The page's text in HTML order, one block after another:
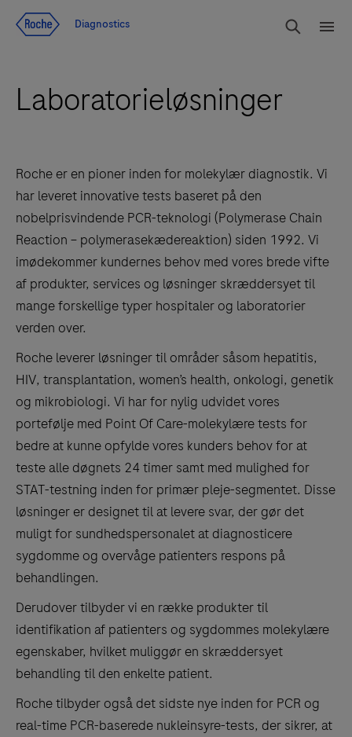
Diagnostics
Laboratorieløsninger
Roche er en pioner inden for molekylær diagnostik. Vi
har leveret innovative tests baseret på den
nobelprisvindende PCR-teknologi (Polymerase Chain
Reaction – polymerasekædereaktion) siden 1992. Vi
imødekommer kundernes behov med vores brede vifte
af produkter, services og løsninger skræddersyet til
mange forskellige typer hospitaler og laboratorier
verden over.
Roche leverer løsninger til områder såsom hepatitis,
HIV, transplantation, women’s health, onkologi, genetik
og mikrobiologi. Vi har for nylig udvidet vores
portefølje med Point Of Care-molekylære tests for
bedre at kunne opfylde vores kunders behov for at
teste alle døgnets 24 timer samt med mulighed for
STAT-testning inden for primær pleje-segmentet. Disse
løsninger er designet til at levere svar, der gør det
muligt for sundhedspersonalet at diagnosticere
sygdomme og overvåge patienters respons på
behandlingen.
Derudover tilbyder vi en række produkter til
identifikation af patienters og sygdommes molekylære
egenskaber, hvilket muliggør en skræddersyet
behandling til den enkelte patient.
Roche tilbyder også det sidste nye inden for PCR og
real-time PCR-baserede nukleinsyre-tests, der sikrer, at